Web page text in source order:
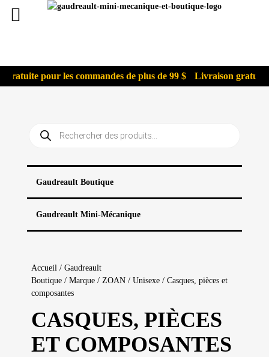
pour les commandes de plus de 99 $ Livraison gratuite
Accueil/ Gaudreault
Boutique/ Marque/ ZOAN/ Unisexe/ Casques, pièces et
composantes
CASQUES, PIÈCES
ET COMPOSANTES
produits
Gaudreault Boutique
Gaudreault Mini-Mécanique